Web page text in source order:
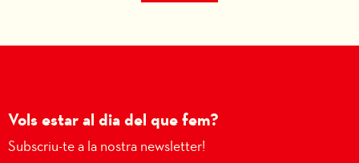
Vols estar al dia del que fem?
Subscriu-te a la nostra newsletter!